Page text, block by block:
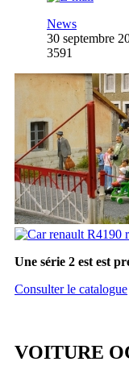
News
30 septembre
3591
Une série 2 est est
Consulter le catalogue
VOITURE